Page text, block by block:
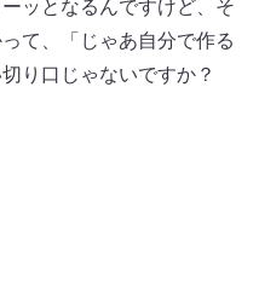
ッとなるんですけど、そ
て、「じゃあ自分で作る
り口じゃないですか？